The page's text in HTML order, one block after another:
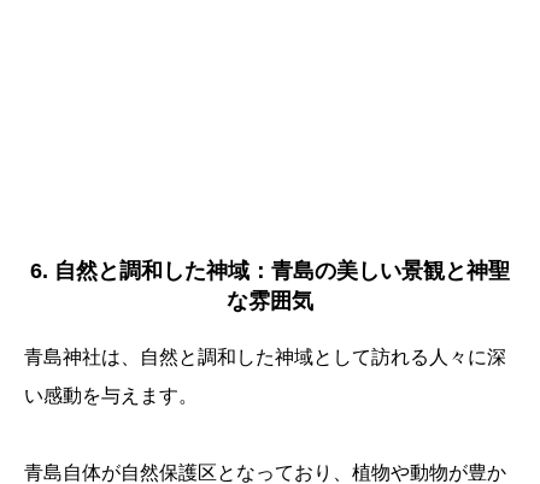
6. 自然と調和した神域：青島の美しい景観と神聖
な雰囲気
青島神社は、自然と調和した神域として訪れる人々に深
い感動を与えます。
青島自体が自然保護区となっており、植物や動物が豊か